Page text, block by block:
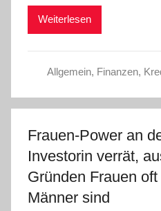
Weiterlesen
Allgemein, Finanzen,
Frauen-Power an
Investorin verrät,
Gründen Frauen
Männer sind